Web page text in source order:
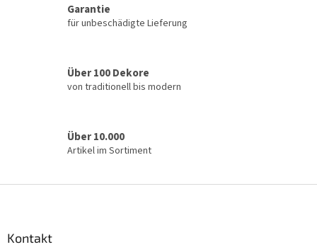
Garantie
für unbeschädigte Lieferung
Über 100 Dekore
von traditionell bis modern
Über 10.000
Artikel im Sortiment
Kontakt